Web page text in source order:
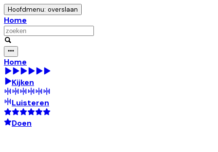
Hoofdmenu: overslaan
Home
Home
Kijken
Luisteren
Doen